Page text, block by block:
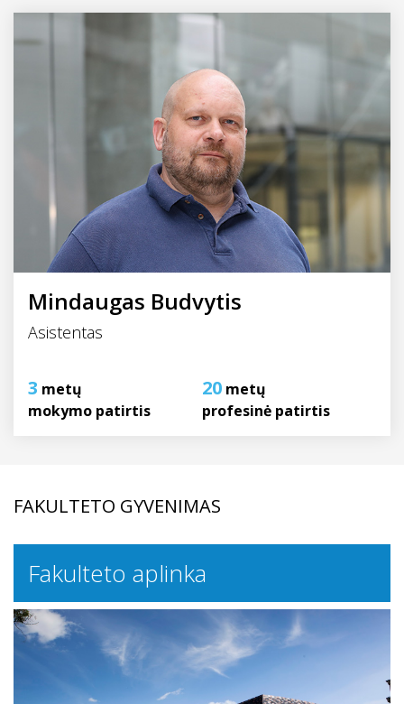
Mindaugas Budvytis
Asistentas
3 metų
mokymo patirtis
20 metų
profesinė patirtis
FAKULTETO GYVENIMAS
Fakulteto aplinka